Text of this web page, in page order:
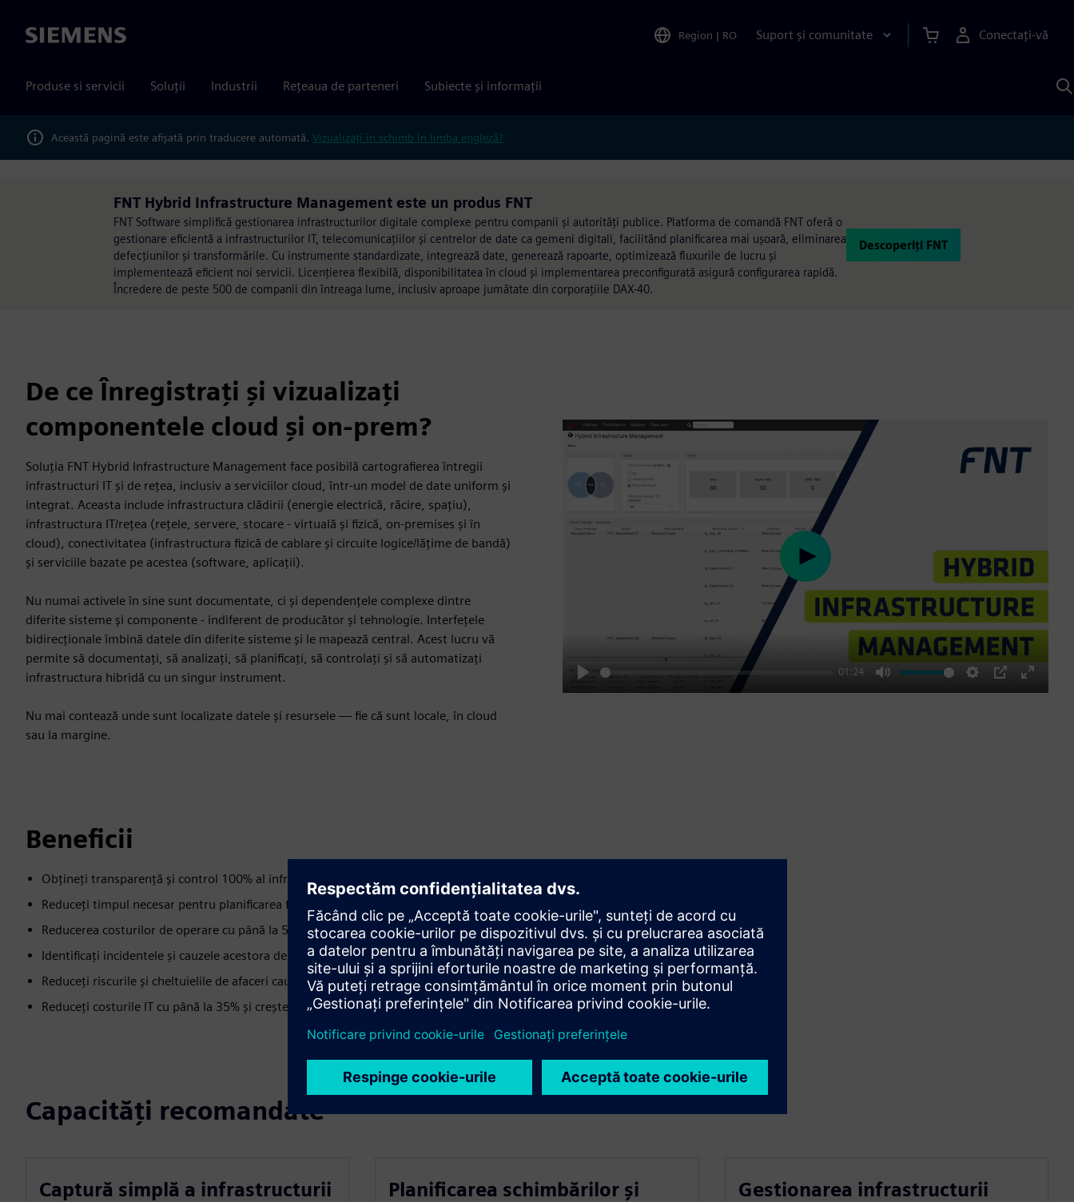
Siemens Region | RO Suport și comunitate Conectați-vă
Produse si servicii Soluții Industrii Rețeaua de parteneri Subiecte și informații
Această pagină este afișată prin traducere automată. Vizualizați în schimb în limba engleză?
FNT Hybrid Infrastructure Management este un produs FNT
FNT Software simplifică gestionarea infrastructurilor digitale complexe pentru companii și autorități publice. Platforma de comandă FNT oferă o
gestionare eficientă a infrastructurilor IT, telecomunicațiilor și centrelor de date ca gemeni digitali, facilitând planificarea mai ușoară, eliminarea
defecțiunilor și transformările. Cu instrumente standardizate, integrează date, generează rapoarte, optimizează fluxurile de lucru și
implementează eficient noi servicii. Licențierea flexibilă, disponibilitatea în cloud și implementarea preconfigurată asigură configurarea rapidă.
Încredere de peste 500 de companii din întreaga lume, inclusiv aproape jumătate din corporațiile DAX-40.
Descoperiți FNT
De ce Înregistrați și vizualizați
componentele cloud și on-prem?
Soluția FNT Hybrid Infrastructure Management face posibilă cartografierea întregii
infrastructuri IT și de rețea, inclusiv a serviciilor cloud, într-un model de date uniform și
integrat. Aceasta include infrastructura clădirii (energie electrică, răcire, spațiu),
infrastructura IT/rețea (rețele, servere, stocare - virtuală și fizică, on-premises și în
cloud), conectivitatea (infrastructura fizică de cablare și circuite logice/lățime de bandă)
și serviciile bazate pe acestea (software, aplicații).
Nu numai activele în sine sunt documentate, ci și dependențele complexe dintre
diferite sisteme și componente - indiferent de producător și tehnologie. Interfețele
bidirecționale îmbină datele din diferite sisteme și le mapează central. Acest lucru vă
permite să documentați, să analizați, să planificați, să controlați și să automatizați
infrastructura hibridă cu un singur instrument.
Nu mai contează unde sunt localizate datele și resursele — fie că sunt locale, în cloud
sau la margine.
Play
01:24
Mute Settings
PIP
Enter
Play
Beneficii
Obțineți transparență și control 100% al infrastructurilor IT
Reduceți timpul necesar pentru planificarea ferestrelor de întreținere cu 95%
Reducerea costurilor de operare cu până la 50%
Identificați incidentele și cauzele acestora de 4 ori mai rapid
Reduceți riscurile și cheltuielile de afaceri cauzate de întreruperi și eșecuri cu până la 50%
Reduceți costurile IT cu până la 35% și creșteți profitabilitatea cu 20-30%
Capacități recomandate
Captură simplă a infrastructurii
Planificarea schimbărilor și
Gestionarea infrastructurii